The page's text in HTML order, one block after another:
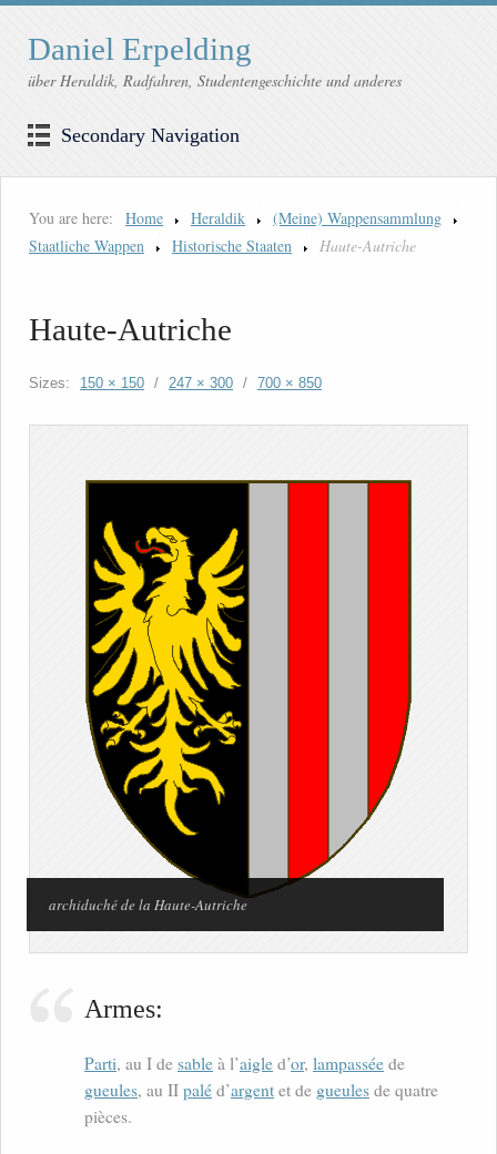
Daniel Erpelding
über Heraldik, Radfahren, Studentengeschichte und anderes
Secondary Navigation
You are here: Home Heraldik
(Meine) Wappensammlung
Staatliche Wappen
Historische Staaten Haute-Autriche
Haute-Autriche
Sizes: 150 × 150 / 247 × 300 / 700 × 850
archiduché de la Haute-Autriche
Armes:
Parti, au I de sable à l’aigle d’or, lampassée de
gueules, au II palé d’argent et de gueules de quatre
pièces.